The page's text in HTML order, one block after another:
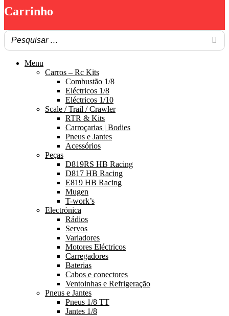
Carrinho
Menu
Carros – Rc Kits
Combustão 1/8
Eléctricos 1/8
Eléctricos 1/10
Scale / Trail / Crawler
RTR & Kits
Carroçarias | Bodies
Pneus e Jantes
Acessórios
Peças
D819RS HB Racing
D817 HB Racing
E819 HB Racing
Mugen
T-work’s
Electrónica
Rádios
Servos
Variadores
Motores Eléctricos
Carregadores
Baterias
Cabos e conectores
Ventoinhas e Refrigeração
Pneus e Jantes
Pneus 1/8 TT
Jantes 1/8